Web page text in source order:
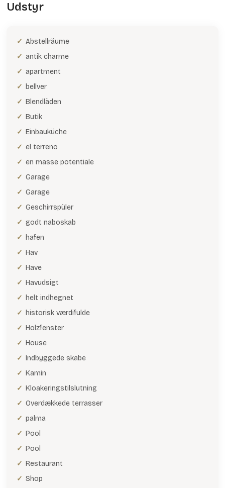
Udstyr
Abstellräume
antik charme
apartment
bellver
Blendläden
Butik
Einbauküche
el terreno
en masse potentiale
Garage
Garage
Geschirrspüler
godt naboskab
hafen
Hav
Have
Havudsigt
helt indhegnet
historisk værdifulde
Holzfenster
House
Indbyggede skabe
Kamin
Kloakeringstilslutning
Overdækkede terrasser
palma
Pool
Pool
Restaurant
Shop